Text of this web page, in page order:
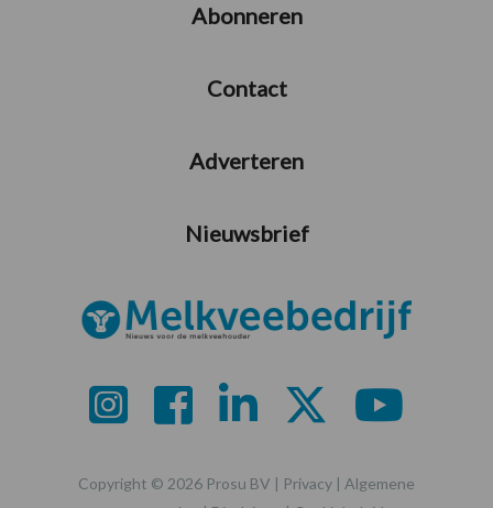
Abonneren
Contact
Adverteren
Nieuwsbrief
Copyright © 2026 Prosu BV | Privacy | Algemene